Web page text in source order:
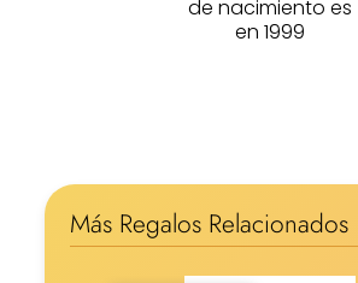
de nacimiento es
en 1999
Más Regalos Relacionados